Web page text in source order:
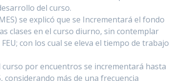
del curso.
se explicó que se Incrementará el fondo
clases en el curso diurno, sin contemplar
con los cual se eleva el tiempo de trabajo
por encuentros se incrementará hasta
considerando más de una frecuencia